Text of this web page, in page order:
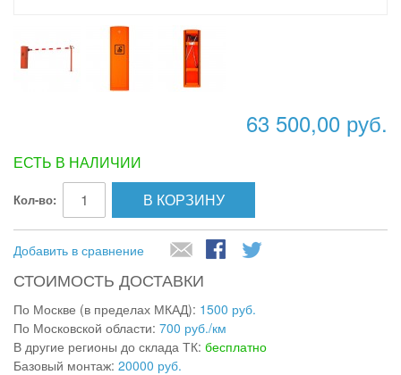
63 500,00 руб.
ЕСТЬ В НАЛИЧИИ
Кол-во: В КОРЗИНУ
Добавить в сравнение
СТОИМОСТЬ ДОСТАВКИ
По Москве (в пределах МКАД): 1500 руб.
По Московской области: 700 руб./км
В другие регионы до склада ТК: бесплатно
Базовый монтаж: 20000 руб.